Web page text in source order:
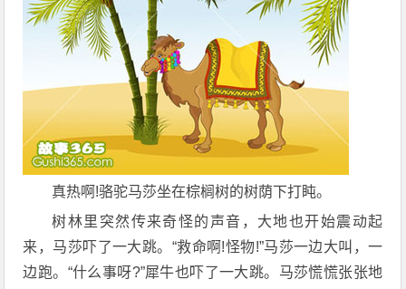
真热啊!骆驼马莎坐在棕榈树的树荫下打盹。
树林里突然传来奇怪的声音，大地也开始震动起
来，马莎吓了一大跳。“救命啊!怪物!”马莎一边大叫，一
边跑。“什么事呀?”犀牛也吓了一大跳。马莎慌慌张张地